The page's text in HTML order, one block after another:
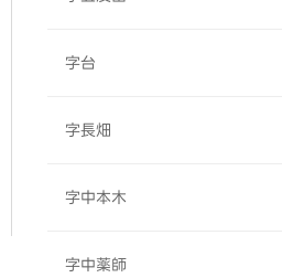
字台
字長畑
字中本木
字中薬師